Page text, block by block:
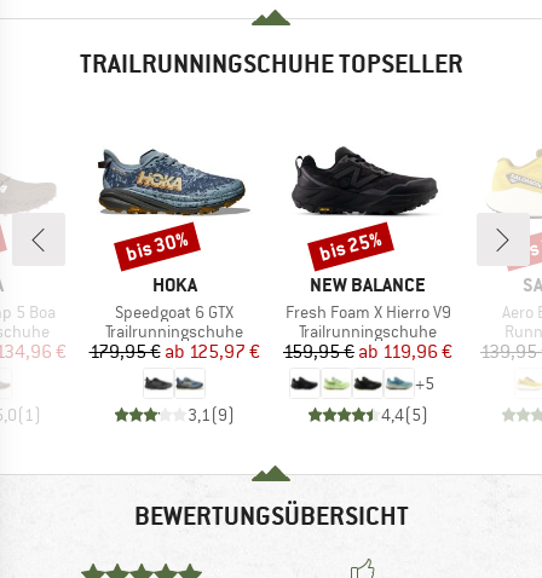
TRAILRUNNINGSCHUHE TOPSELLER
5 Boa
Preis
€
(1)
MARKE
HOKA
Artikel
Speedgoat 6 GTX
Produktgruppe
Trailrunningschuhe
Preis
179,95 € reduzierter Preis
ab 125,97 €
3,1(9)
Rabatt
bis 30%
MARKE
NEW BALANCE
Artikel
Fresh Foam X Hierro V9
Produktgruppe
Trailrunningschuhe
Preis
159,95 € reduzierter Preis
ab 119,96 €
+5
4,4(5)
Rabatt
bis 25%
Aero
139,95
BEWERTUNGSÜBERSICHT